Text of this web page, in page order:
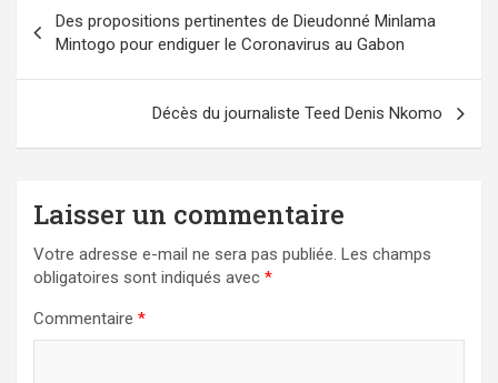
de
l’article
Des propositions pertinentes de Dieudonné Minlama
Mintogo pour endiguer le Coronavirus au Gabon
Décès du journaliste Teed Denis Nkomo
Laisser un commentaire
Votre adresse e-mail ne sera pas publiée. Les champs
obligatoires sont indiqués avec *
Commentaire *